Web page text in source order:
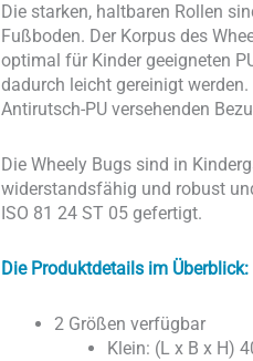
Die starken, haltbaren Rollen
Fußboden. Der Korpus des
optimal für Kinder geeigneten
dadurch leicht gereinigt
Antirutsch-PU versehenden
Die Wheely Bugs sind in
widerstandsfähig und robust
ISO 81 24 ST 05 gefertigt.
Die Produktdetails im Überblick:
2 Größen verfügbar
Klein: (L x B x H)